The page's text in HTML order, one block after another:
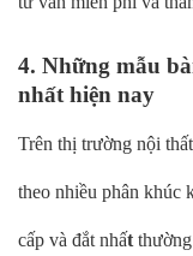
4. Những mẫu
nhất hiện nay
Trên thị trường nội
theo nhiều phân khúc
cấp và đắt nhất